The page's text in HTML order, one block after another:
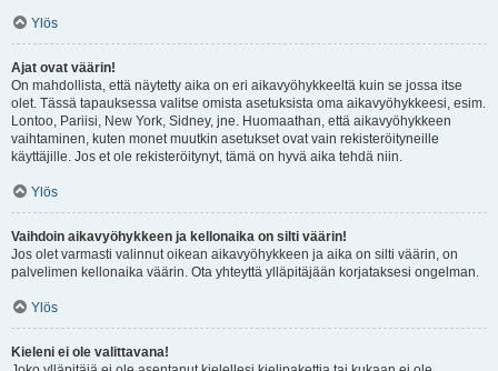
Ylös
Ajat ovat väärin!
On mahdollista, että näytetty aika on eri aikavyöhykkeeltä kuin se jossa itse
olet. Tässä tapauksessa valitse omista asetuksista oma aikavyöhykkeesi, esim.
Lontoo, Pariisi, New York, Sidney, jne. Huomaathan, että aikavyöhykkeen
vaihtaminen, kuten monet muutkin asetukset ovat vain rekisteröityneille
käyttäjille. Jos et ole rekisteröitynyt, tämä on hyvä aika tehdä niin.
Ylös
Vaihdoin aikavyöhykkeen ja kellonaika on silti väärin!
Jos olet varmasti valinnut oikean aikavyöhykkeen ja aika on silti väärin, on
palvelimen kellonaika väärin. Ota yhteyttä ylläpitäjään korjataksesi ongelman.
Ylös
Kieleni ei ole valittavana!